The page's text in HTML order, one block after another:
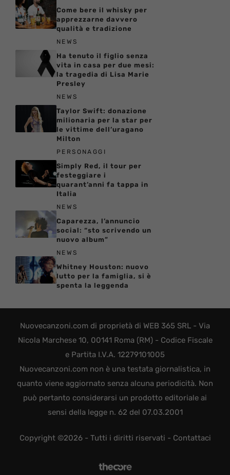
Come bere il whisky per
apprezzarne davvero
qualità e tradizione
NEWS
Ha tenuto il figlio senza
vita in casa per due mesi:
la tragedia di Lisa Marie
Presley
NEWS
Taylor Swift: donazione
milionaria per la star per
le vittime dell’uragano
Milton
PERSONAGGI
Simply Red, il tour per
festeggiare i
quarant’anni fa tappa in
Italia
NEWS
Caparezza, l’annuncio
social: “sto scrivendo un
nuovo album”
NEWS
Whitney Houston: nuovo
lutto per la famiglia, si è
spenta la leggenda
Nuovecanzoni.com di proprietà di WEB 365 SRL - Via
Nicola Marchese 10, 00141 Roma (RM) - Codice Fiscale
e Partita I.V.A. 12279101005
Nuovecanzoni.com non è una testata giornalistica, in
quanto viene aggiornato senza alcuna periodicità. Non
può pertanto considerarsi un prodotto editoriale ai
sensi della legge n. 62 del 07.03.2001
Copyright ©2026 - Tutti i diritti riservati - Contattaci